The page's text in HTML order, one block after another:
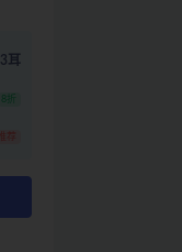
3耳
8折
推荐